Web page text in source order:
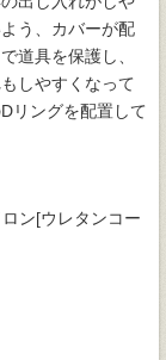
う、カバーが配
道具を保護し、
しやすくなって
リングを配置して
ン[ウレタンコー